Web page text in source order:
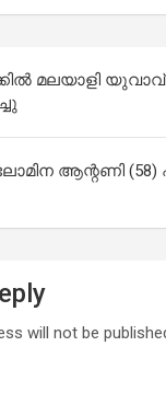
മലയാളി
ആന്റണി (58)
will not be